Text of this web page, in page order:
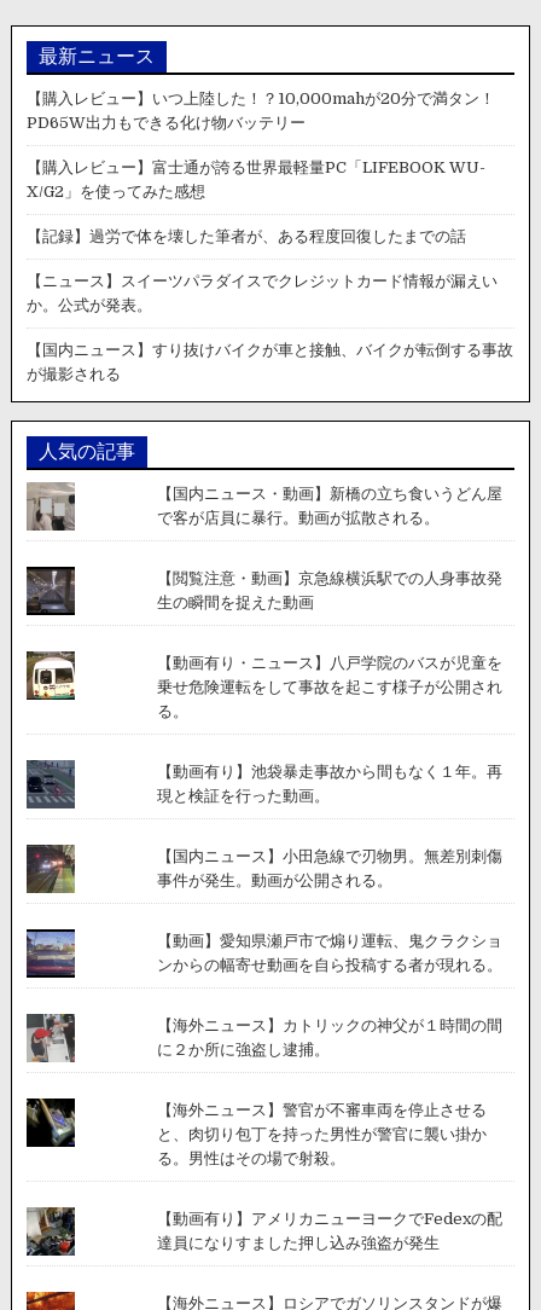
さ
る
と
つ
る
で」
→「僕
は
サ
ズ
で
き
え
で
男
が
逮
捕
れ
る。
最新ニュース
【購入レビュー】いつ上陸した！？10,000mahが20分で満タン！
PD65W出力もできる化け物バッテリー
【購入レビュー】富士通が誇る世界最軽量PC「LIFEBOOK WU-
X/G2」を使ってみた感想
【記録】過労で体を壊した筆者が、ある程度回復したまでの話
【ニュース】スイーツパラダイスでクレジットカード情報が漏えい
か。公式が発表。
【国内ニュース】すり抜けバイクが車と接触、バイクが転倒する事故
が撮影される
人気の記事
【国内ニュース・動画】新橋の立ち食いうどん屋
で客が店員に暴行。動画が拡散される。
【閲覧注意・動画】京急線横浜駅での人身事故発
生の瞬間を捉えた動画
【動画有り・ニュース】八戸学院のバスが児童を
乗せ危険運転をして事故を起こす様子が公開され
る。
【動画有り】池袋暴走事故から間もなく１年。再
現と検証を行った動画。
【国内ニュース】小田急線で刃物男。無差別刺傷
事件が発生。動画が公開される。
【動画】愛知県瀬戸市で煽り運転、鬼クラクショ
ンからの幅寄せ動画を自ら投稿する者が現れる。
【海外ニュース】カトリックの神父が１時間の間
に２か所に強盗し逮捕。
【海外ニュース】警官が不審車両を停止させる
と、肉切り包丁を持った男性が警官に襲い掛か
る。男性はその場で射殺。
【動画有り】アメリカニューヨークでFedexの配
達員になりすました押し込み強盗が発生
【海外ニュース】ロシアでガソリンスタンドが爆